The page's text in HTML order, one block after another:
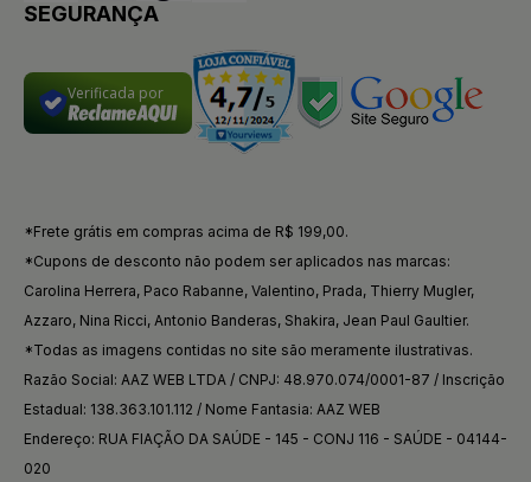
SEGURANÇA
Verificada por
*Frete grátis em compras acima de R$ 199,00.
*Cupons de desconto não podem ser aplicados nas marcas:
Carolina Herrera, Paco Rabanne, Valentino, Prada, Thierry Mugler,
Azzaro, Nina Ricci, Antonio Banderas, Shakira, Jean Paul Gaultier.
*Todas as imagens contidas no site são meramente ilustrativas.
Razão Social: AAZ WEB LTDA / CNPJ: 48.970.074/0001-87 / Inscrição
Estadual: 138.363.101.112 / Nome Fantasia: AAZ WEB
Endereço: RUA FIAÇÃO DA SAÚDE - 145 - CONJ 116 - SAÚDE - 04144-
020